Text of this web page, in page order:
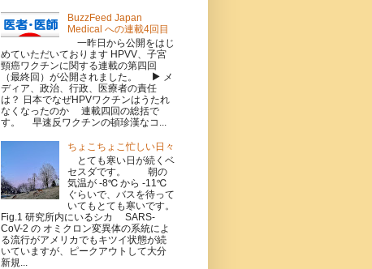
BuzzFeed Japan
Medical への連載4回目
一昨日から公開をはじ
めていただいております HPVV、子宮
頸癌ワクチンに関する連載の第四回
（最終回）が公開されました。 ▶ メ
ディア、政治、行政、医療者の責任
は？ 日本でなぜHPVワクチンはうたれ
なくなったのか 連載四回の総括で
す。 早速反ワクチンの頓珍漢なコ...
ちょこちょこ忙しい日々
とても寒い日が続くベ
セスダです。 朝の
気温が -8℃ から -11℃
ぐらいで、バスを待って
いてもとても寒いです。
Fig.1 研究所内にいるシカ SARS-
CoV-2 の オミクロン変異体の系統によ
る流行がアメリカでもキツイ状態が続
いていますが、ピークアウトして大分
新規...